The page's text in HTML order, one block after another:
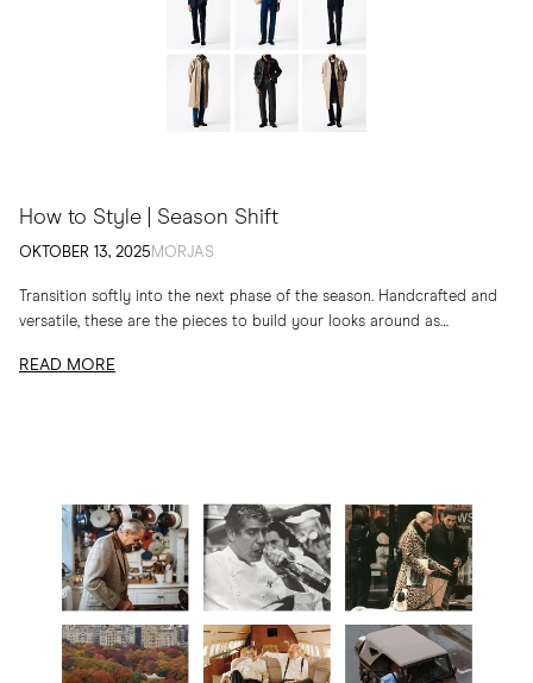
How to Style | Season Shift
OKTOBER 13, 2025 MORJAS
Transition softly into the next phase of the season. Handcrafted and
versatile, these are the pieces to build your looks around as
READ MORE